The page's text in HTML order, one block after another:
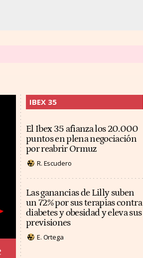
IBEX 35
El Ibex 35 afianza los 20.000
puntos en plena negociación
por reabrir Ormuz
R. Escudero
Las ganancias de Lilly suben
un 72% por sus terapias contra
diabetes y obesidad y eleva sus
previsiones
E. Ortega